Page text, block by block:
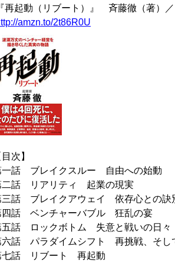
再起動（リブート）』 斉藤徹（著）
amzn.to/2t86R0U
次】
一話 ブレイクスルー 自由への始動
二話 リアリティ 起業の現実
三話 ブレイクアウェイ 依存心との訣
四話 ベンチャーバブル 狂乱の宴
五話 ロックボトム 失意と戦いの日々
六話 パラダイムシフト 再挑戦、そし
七話 リブート 再起動